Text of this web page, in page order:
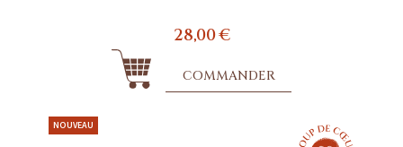
28,00 €
COMMANDER
NOUVEAU